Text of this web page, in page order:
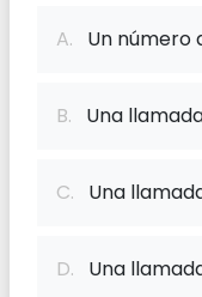
A. Un número
B. Una
C. Una
D. Una